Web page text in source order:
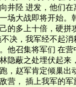
井陉 进发，他们
场大战即将开始。
的多上十倍，硬拼
决，我军经不起消
他召集将军们 在
隐蔽之处埋伏起来
，赵军肯定倾巢出
营， 插上我军的